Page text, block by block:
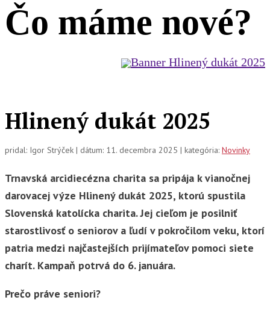
Čo máme nové?
Hlinený dukát 2025
pridal: Igor Strýček | dátum: 11. decembra 2025 | kategória: Novinky
Trnavská arcidiecézna charita sa pripája k vianočnej
darovacej výze Hlinený dukát 2025, ktorú spustila
Slovenská katolícka charita. Jej cieľom je posilniť
starostlivosť o seniorov a ľudí v pokročilom veku, ktorí
patria medzi najčastejších prijímateľov pomoci siete
charít. Kampaň potrvá do 6. januára.
Prečo práve seniori?